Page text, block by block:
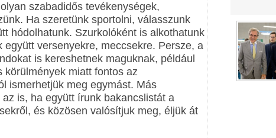
szabadidős tevékenységek,
Ha szeretünk sportolni, válasszunk
hódolhatunk. Szurkolóként is alkothatunk
versenyekre, meccsekre. Persze, a
is kereshetnek maguknak, például
miatt fontos az
ismerhetjük meg egymást. Más
is, ha együtt írunk bakancslistát a
és közösen valósítjuk meg, éljük át